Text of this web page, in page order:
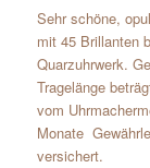
Sehr schöne,
mit 45 Brillanten
Quarzuhrwerk.
Tragelänge
vom
Monate
versichert.